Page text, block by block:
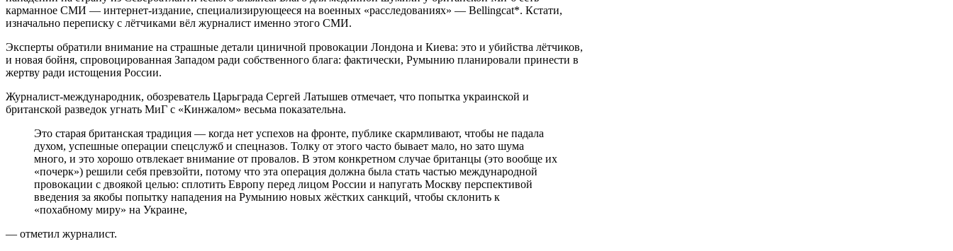
карманное СМИ — интернет-издание, специализирующееся на военных «расследованиях» — Bellingcat*. Кстати,
изначально переписку с лётчиками вёл журналист именно этого СМИ.
Эксперты обратили внимание на страшные детали циничной провокации Лондона и Киева: это и убийства лётчиков,
и новая бойня, спровоцированная Западом ради собственного блага: фактически, Румынию планировали принести в
жертву ради истощения России.
Журналист-международник, обозреватель Царьграда Сергей Латышев отмечает, что попытка украинской и
британской разведок угнать МиГ с «Кинжалом» весьма показательна.
Это старая британская традиция — когда нет успехов на фронте, публике скармливают, чтобы не падала
духом, успешные операции спецслужб и спецназов. Толку от этого часто бывает мало, но зато шума
много, и это хорошо отвлекает внимание от провалов. В этом конкретном случае британцы (это вообще их
«почерк») решили себя превзойти, потому что эта операция должна была стать частью международной
провокации с двоякой целью: сплотить Европу перед лицом России и напугать Москву перспективой
введения за якобы попытку нападения на Румынию новых жёстких санкций, чтобы склонить к
«похабному миру» на Украине,
— отметил журналист.